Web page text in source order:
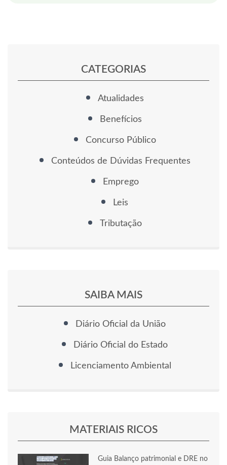
CATEGORIAS
Atualidades
Benefícios
Concurso Público
Conteúdos de Dúvidas Frequentes
Emprego
Leis
Tributação
SAIBA MAIS
Diário Oficial da União
Diário Oficial do Estado
Licenciamento Ambiental
MATERIAIS RICOS
Guia Balanço patrimonial e DRE no